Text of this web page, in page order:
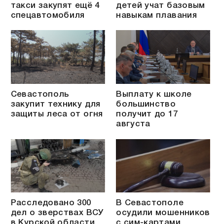
такси закупят ещё 4
спецавтомобиля
детей учат базовым
навыкам плавания
Севастополь
закупит технику для
защиты леса от огня
Выплату к школе
большинство
получит до 17
августа
Расследовано 300
дел о зверствах ВСУ
В Севастополе
осудили мошенников